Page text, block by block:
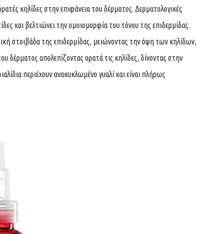
κηλίδες στην επιφάνεια του δέρματος. Δερματολογικές
και βελτιώνει την ομοιομορφία του τόνου της επιδερμίδας.
στοιβάδα της επιδερμίδας, μειώνοντας την όψη των κηλίδων,
δέρματος απολεπίζοντας ορατά τις κηλίδες, δίνοντας στην
περιέχουν ανακυκλωμένο γυαλί και είναι πλήρως